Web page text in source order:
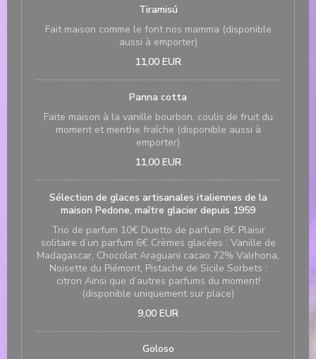
Tiramisú
Fait maison comme le font nos mamma (disponible
aussi à emporter)
11,00 EUR
Panna cotta
Faite maison à la vanille bourbon, coulis de fruit du
moment et menthe fraîche (disponible aussi à
emporter)
11,00 EUR
Sélection de glaces artisanales italiennes de la
maison Pedone, maître glacier depuis 1959
Trio de parfum 10€ Duetto de parfum 8€ Plaisir
solitaire d’un parfum 6€ Crèmes glacées : Vanille de
Madagascar, Chocolat Araguani cacao 72% Valrhona,
Noisette du Piémont, Pistache de Sicile Sorbets :
citron Ainsi que d’autres parfums du moment!
(disponible uniquement sur place)
9,00 EUR
Goloso